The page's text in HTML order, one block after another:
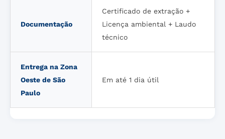
Documentação
Certificado de extração +
Licença ambiental + Laudo
técnico
Entrega na Zona
Oeste de São
Paulo
Em até 1 dia útil